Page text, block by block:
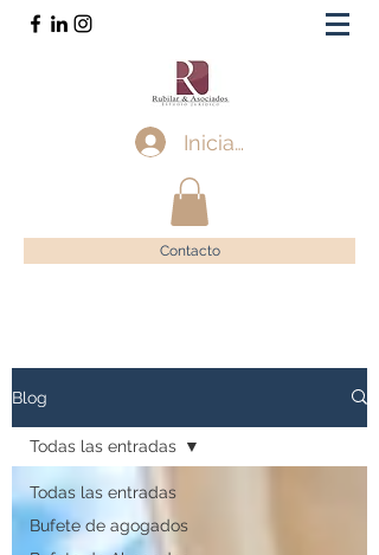
Iniciar sesión
Contacto
Blog
Todas las entradas
Bufete de agogados
Todas las entradas